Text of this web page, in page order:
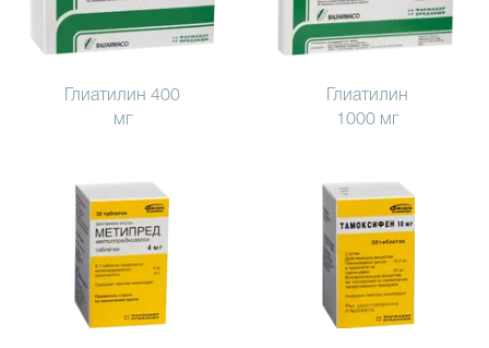
Глиатилин 400
мг
Глиатилин
1000 мг